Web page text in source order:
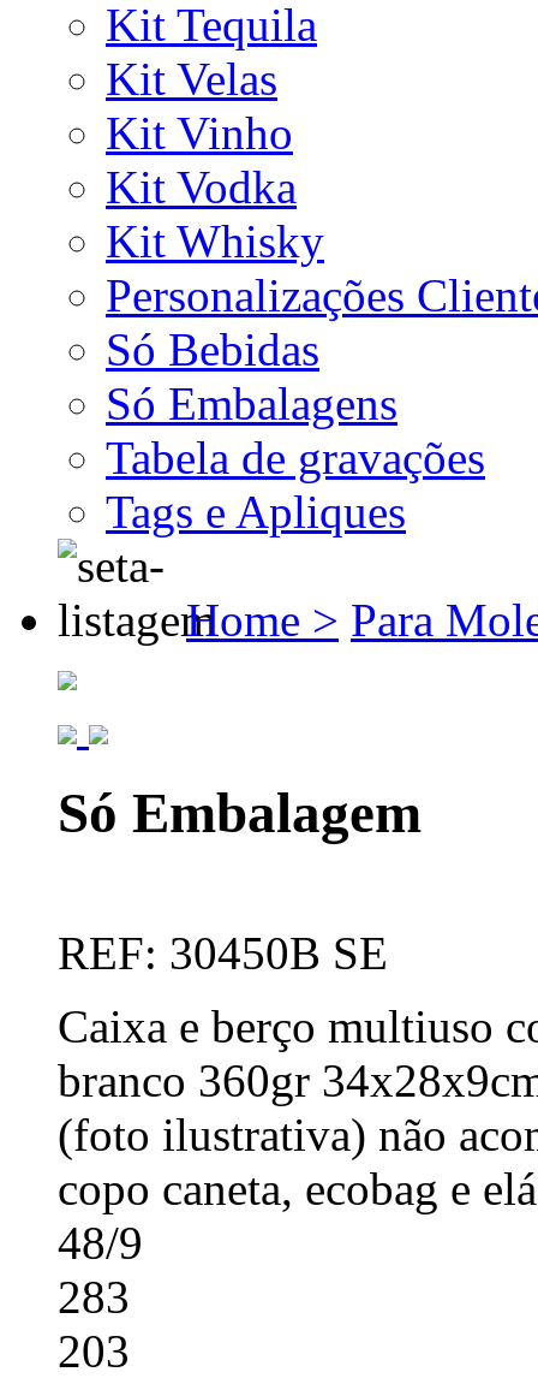
Kit Tequila
Kit Velas
Kit Vinho
Kit Vodka
Kit Whisky
Personalizações
Só Bebidas
Só Embalagens
Tabela de gravações
Tags e Apliques
Home > Para
Só Embalagem
REF: 30450B SE
Caixa e berço multiuso
branco 360gr
(foto ilustrativa) não
copo caneta, ecobag e
48/9
283
203